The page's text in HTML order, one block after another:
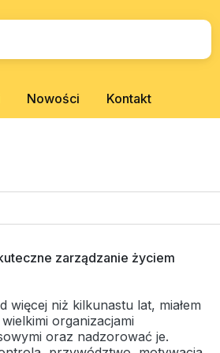
Nowości Kontakt
zarządzanie życiem
więcej niż kilkunastu lat, miałem
organizacjami
oraz nadzorować je.